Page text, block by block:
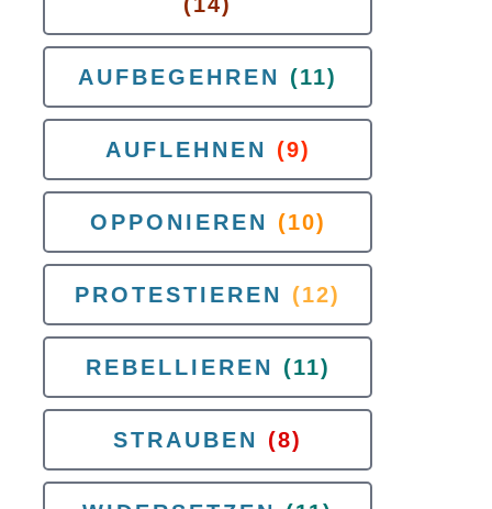
AUFBEGEHREN (11)
AUFLEHNEN (9)
OPPONIEREN (10)
PROTESTIEREN (12)
REBELLIEREN (11)
STRAUBEN (8)